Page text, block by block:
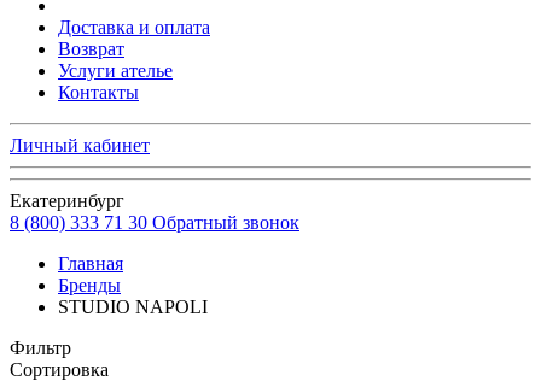
Доставка и оплата
Возврат
Услуги ателье
Контакты
Личный кабинет
Екатеринбург
8 (800) 333 71 30 Обратный звонок
Главная
Бренды
STUDIO NAPOLI
Фильтр
Сортировка